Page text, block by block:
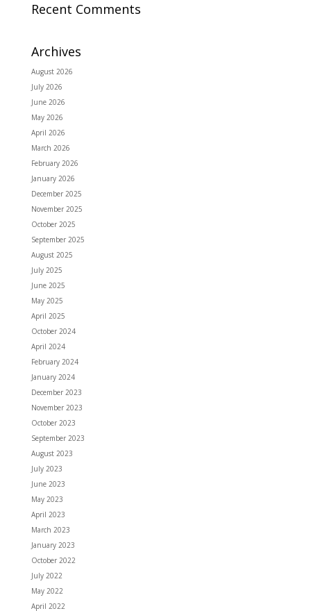
Recent Comments
Archives
August 2026
July 2026
June 2026
May 2026
April 2026
March 2026
February 2026
January 2026
December 2025
November 2025
October 2025
September 2025
August 2025
July 2025
June 2025
May 2025
April 2025
October 2024
April 2024
February 2024
January 2024
December 2023
November 2023
October 2023
September 2023
August 2023
July 2023
June 2023
May 2023
April 2023
March 2023
January 2023
October 2022
July 2022
May 2022
April 2022